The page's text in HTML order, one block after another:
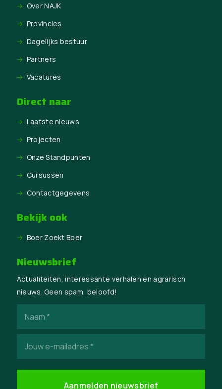
Over NAJK
Provincies
Dagelijks bestuur
Partners
Vacatures
Direct naar
Laatste nieuws
Projecten
Onze Standpunten
Cursussen
Contactgegevens
Bekijk ook
Boer Zoekt Boer
Nieuwsbrief
Actualiteiten, interessante verhalen en agrarisch
nieuws. Geen spam, beloofd!